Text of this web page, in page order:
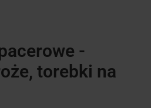
-
torebki na